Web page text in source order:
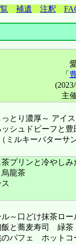
補遺 注釈
「
主
とり濃厚～ アイ
シュドビーフと
（ミルキーバター
プリンと冷やし
龍茶
ル～口どけ抹茶ロ
飯と蕎麦寿司 緑茶
のパフェ ホットコ